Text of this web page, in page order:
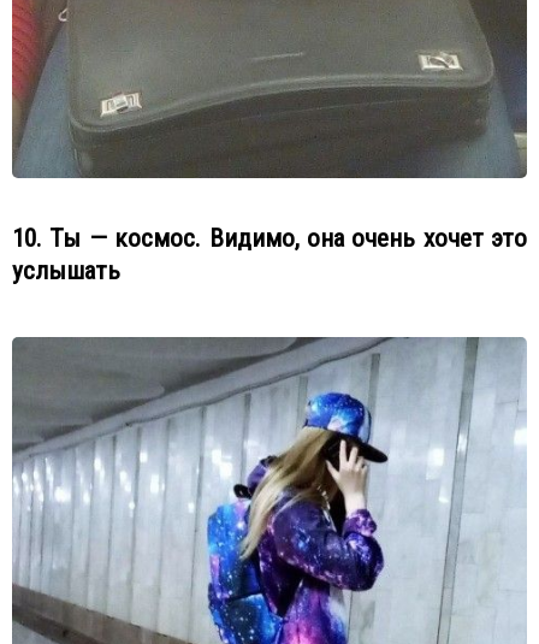
10. Ты — космос. Видимо, она очень хочет это
услышать